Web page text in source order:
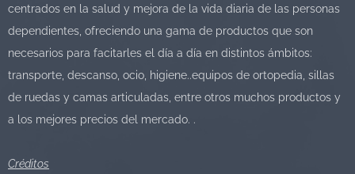
centrados en la salud y mejora de la vida diaria de las personas
dependientes, ofreciendo una gama de productos que son
necesarios para facitarles el día a día en distintos ámbitos:
transporte, descanso, ocio, higiene..equipos de ortopedia, sillas
de ruedas y camas articuladas, entre otros muchos productos y
a los mejores precios del mercado. .
Créditos